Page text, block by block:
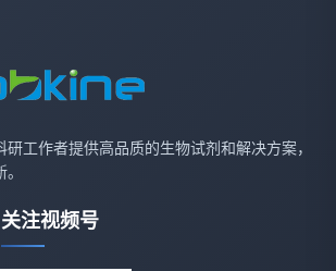
工作者提供高品质的生物试剂和解决方案，
关注视频号